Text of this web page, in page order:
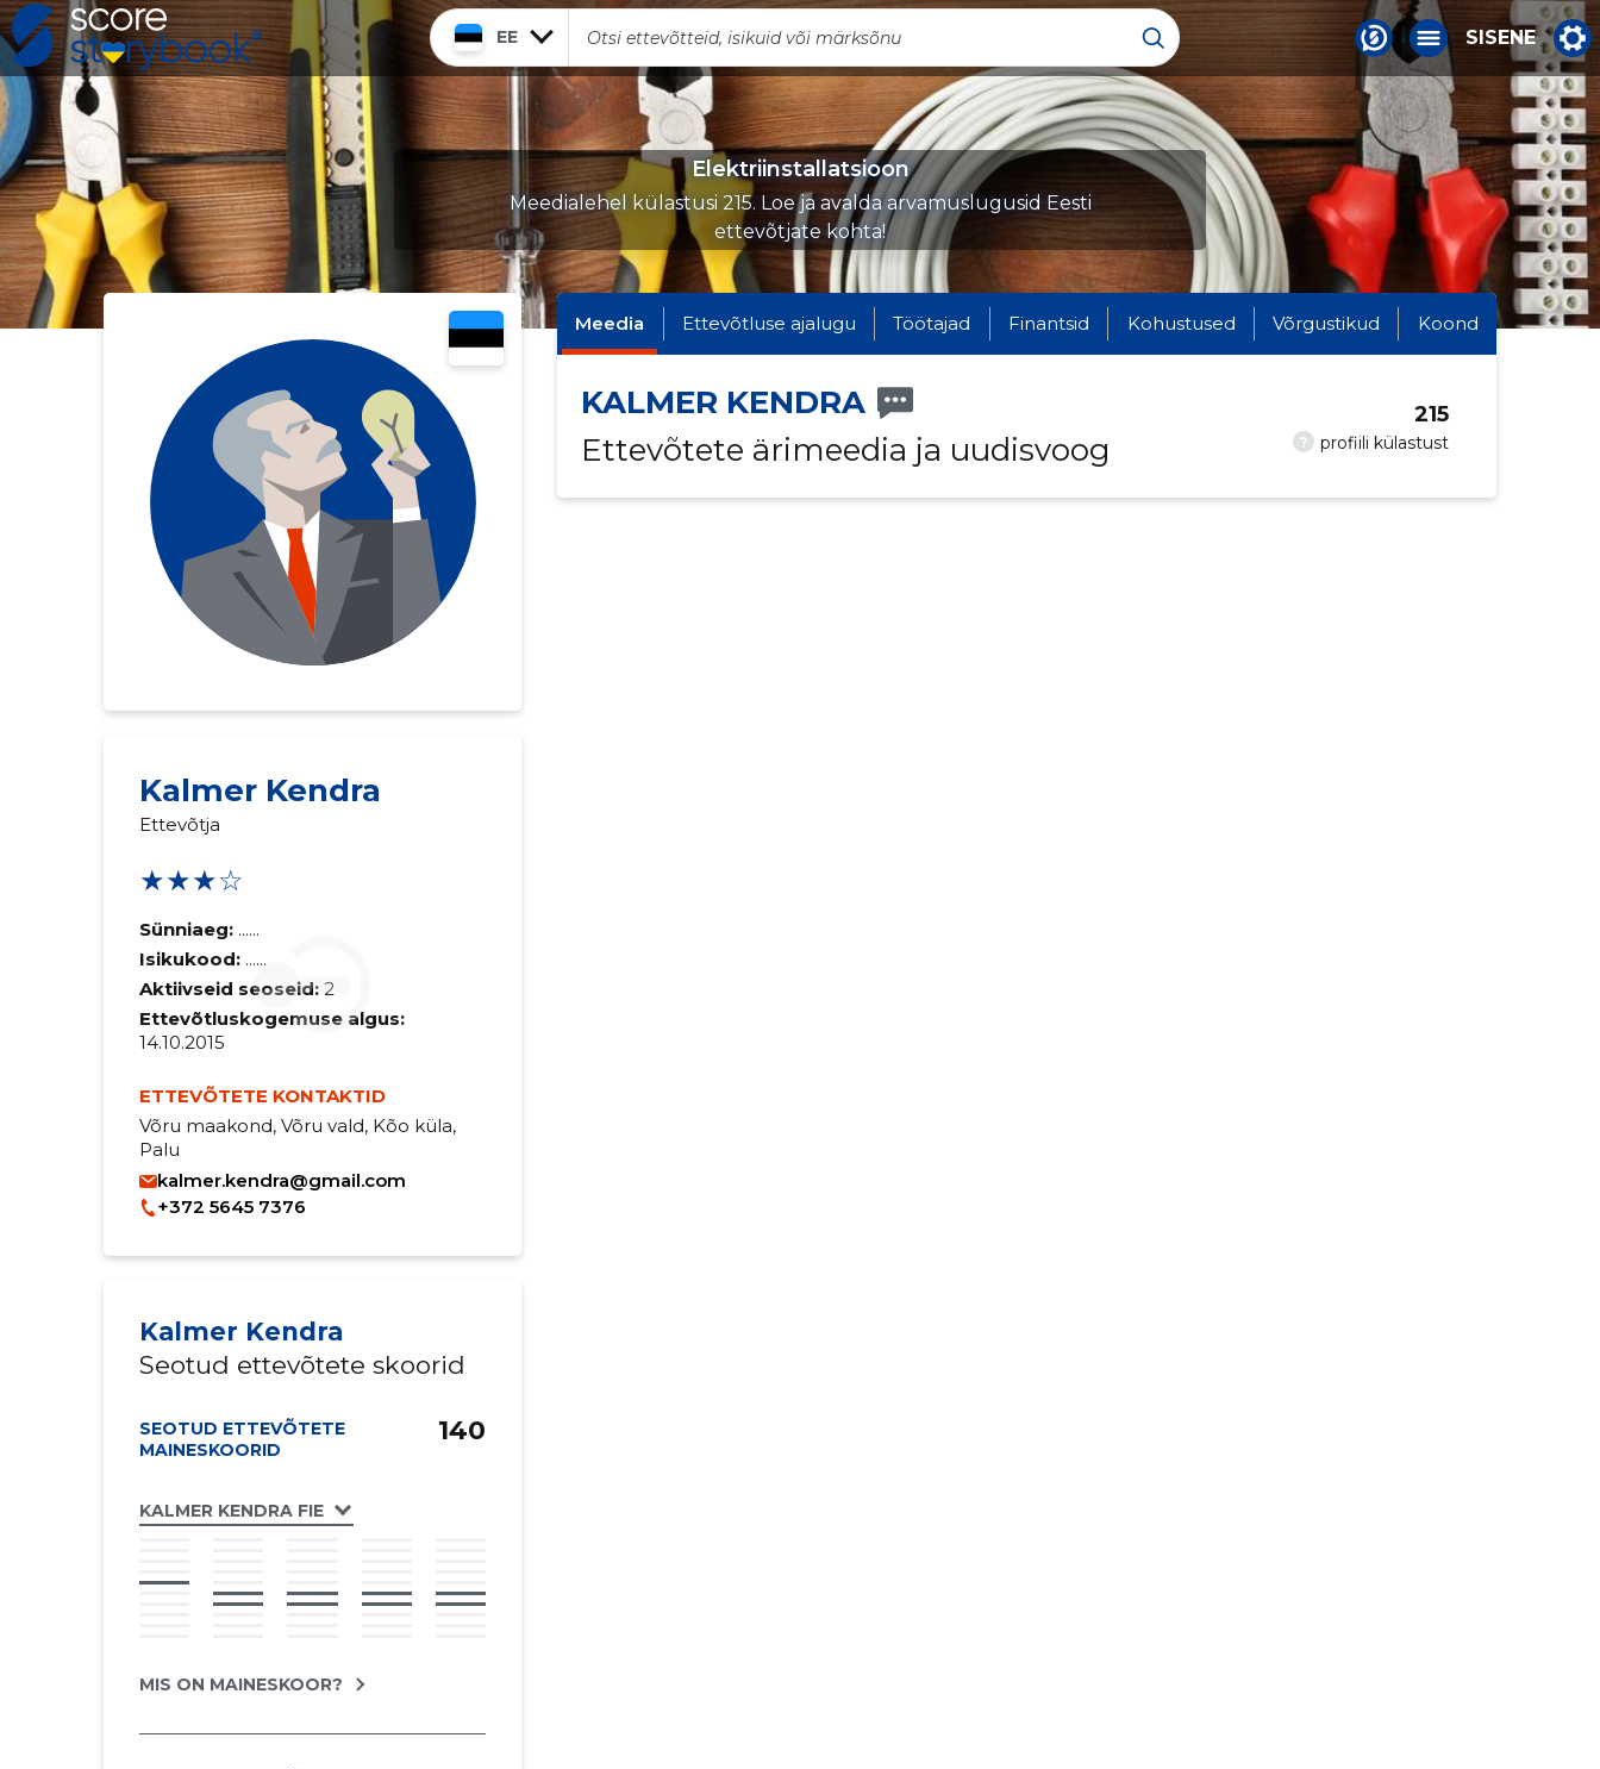
EE SISENE
Elektriinstallatsioon
Meedialehel külastusi 215. Loe ja avalda arvamuslugusid Eesti
ettevõtjate kohta!
Kalmer Kendra
Ettevõtja
★★★☆
Sünniaeg: ......
Isikukood: ......
Aktiivseid seoseid: 2
Ettevõtluskogemuse algus:
14.10.2015
ETTEVÕTETE KONTAKTID
Võru maakond, Võru vald, Kõo küla,
Palu
kalmer.kendra@gmail.com
+372 5645 7376
Kalmer Kendra
Seotud ettevõtete skoorid
SEOTUD ETTEVÕTETE
MAINESKOORID
KALMER KENDRA FIE
140
MIS ON MAINESKOOR?
Meedia Ettevõtluse ajalugu Töötajad Finantsid Kohustused Võrgustikud Koond
KALMER KENDRA
Ettevõtete ärimeedia ja uudisvoog
? profiili külastust
215